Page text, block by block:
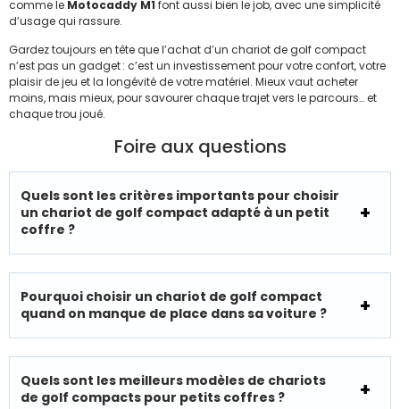
comme le Motocaddy M1 font aussi bien le job, avec une simplicité
d’usage qui rassure.
Gardez toujours en tête que l’achat d’un chariot de golf compact
n’est pas un gadget : c’est un investissement pour votre confort, votre
plaisir de jeu et la longévité de votre matériel. Mieux vaut acheter
moins, mais mieux, pour savourer chaque trajet vers le parcours… et
chaque trou joué.
Foire aux questions
Quels sont les critères importants pour choisir
un chariot de golf compact adapté à un petit
coffre ?
Pourquoi choisir un chariot de golf compact
quand on manque de place dans sa voiture ?
Quels sont les meilleurs modèles de chariots
de golf compacts pour petits coffres ?